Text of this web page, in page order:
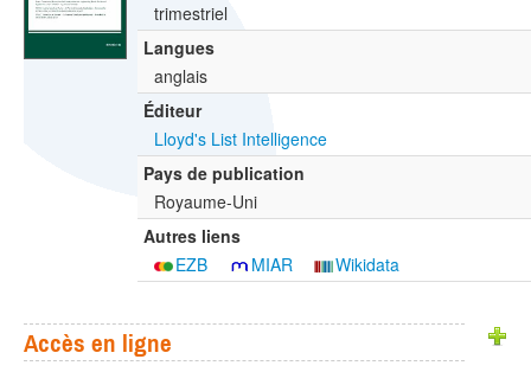
trimestriel
Langues
anglais
Éditeur
Lloyd's List Intelligence
Pays de publication
Royaume-Uni
Autres liens
EZB
MIAR Wikidata
Accès en ligne